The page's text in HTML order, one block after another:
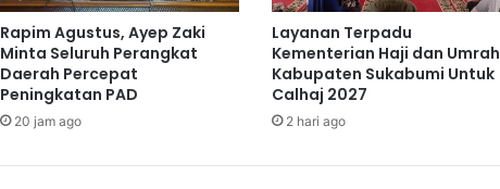
Rapim Agustus, Ayep Zaki
Minta Seluruh Perangkat
Daerah Percepat
Peningkatan PAD
20 jam ago
Layanan Terpadu
Kementerian Haji dan Umrah
Kabupaten Sukabumi Untuk
Calhaj 2027
2 hari ago